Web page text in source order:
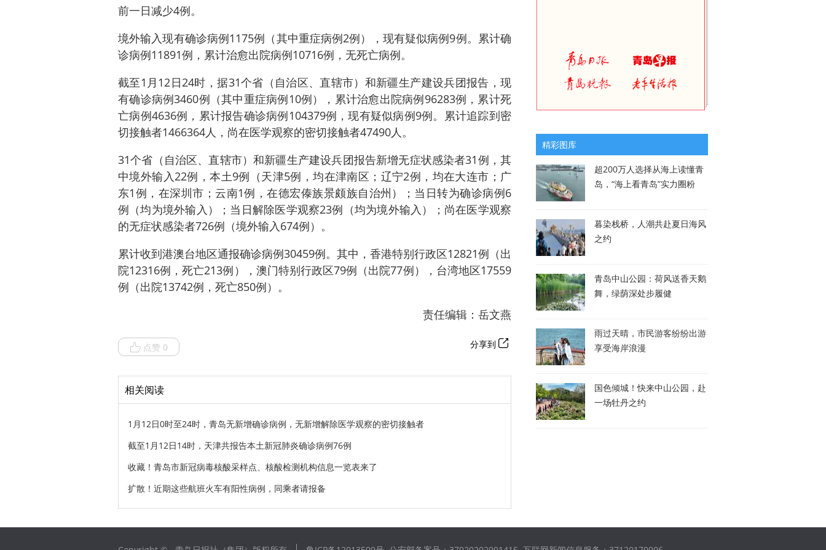
前一日减少4例。
境外输入现有确诊病例1175例（其中重症病例2例），现有疑似病例9例。累计确
诊病例11891例，累计治愈出院病例10716例，无死亡病例。
截至1月12日24时，据31个省（自治区、直辖市）和新疆生产建设兵团报告，现
有确诊病例3460例（其中重症病例10例），累计治愈出院病例96283例，累计死
亡病例4636例，累计报告确诊病例104379例，现有疑似病例9例。累计追踪到密
切接触者1466364人，尚在医学观察的密切接触者47490人。
31个省（自治区、直辖市）和新疆生产建设兵团报告新增无症状感染者31例，其
中境外输入22例，本土9例（天津5例，均在津南区；辽宁2例，均在大连市；广
东1例，在深圳市；云南1例，在德宏傣族景颇族自治州）；当日转为确诊病例6
例（均为境外输入）；当日解除医学观察23例（均为境外输入）；尚在医学观察
的无症状感染者726例（境外输入674例）。
累计收到港澳台地区通报确诊病例30459例。其中，香港特别行政区12821例（出
院12316例，死亡213例），澳门特别行政区79例（出院77例），台湾地区17559
例（出院13742例，死亡850例）。
责任编辑：岳文燕
点赞 0 分享到
相关阅读
1月12日0时至24时，青岛无新增确诊病例，无新增解除医学观察的密切接触者
截至1月12日14时，天津共报告本土新冠肺炎确诊病例76例
收藏！青岛市新冠病毒核酸采样点、核酸检测机构信息一览表来了
扩散！近期这些航班火车有阳性病例，同乘者请报备
精彩图库
超200万人选择从海上读懂青
岛，“海上看青岛”实力圈粉
暮染栈桥，人潮共赴夏日海风
之约
青岛中山公园：荷风送香天鹅
舞，绿荫深处步履健
雨过天晴，市民游客纷纷出游
享受海岸浪漫
国色倾城！快来中山公园，赴
一场牡丹之约